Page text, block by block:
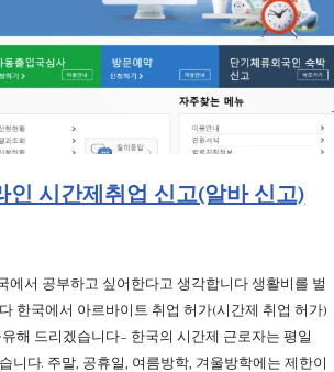
인 시간제취업 신고(알바 신고)
에서 공부하고 싶어한다고 생각합니다 생활비를 벌
한국에서 아르바이트 취업 허가(시간제 취업 허가)
해 드리겠습니다~ 한국의 시간제 근로자는 평일
니다. 주말, 공휴일, 여름방학, 겨울방학에는 제한이